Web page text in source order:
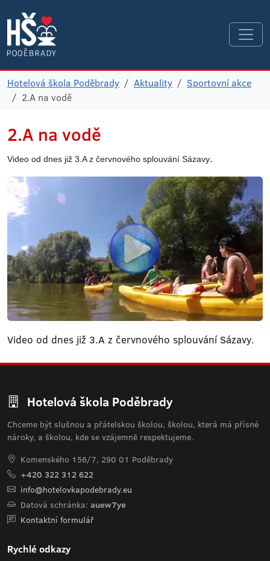
Hotelová škola Poděbrady Aktuality
Sportovní akce
2.A na vodě
2.A na vodě
Video od dnes již 3.A z červnového splouvání Sázavy.
Video od dnes již 3.A z červnového splouvání Sázavy.
Hotelová škola Poděbrady
Chceme být slušnou a přátelskou školou, školou, která má přísné
nároky, a školou, kde se vzájemně respektujeme.
Komenského 156/7, 290 01 Poděbrady
+420 322 312 622
info@hotelovkapodebrady.eu
Datová schránka: auew7ye
Kontaktní formulář
Rychlé odkazy